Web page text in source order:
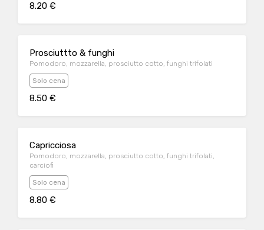
8.20 €
Prosciuttto & funghi
Pomodoro, mozzarella, prosciutto cotto, funghi trifolati
Solo cena
8.50 €
Capricciosa
Pomodoro, mozzarella, prosciutto cotto, funghi trifolati,
carciofi
Solo cena
8.80 €